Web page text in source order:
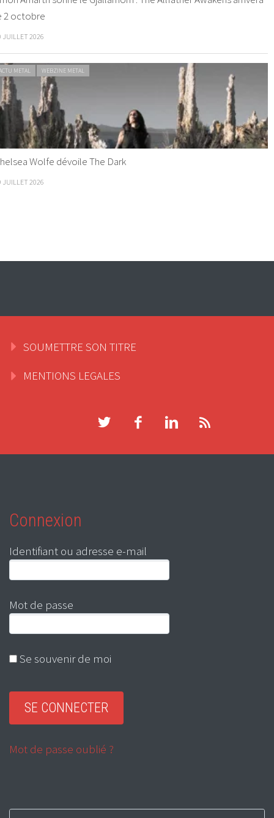
2 octobre
JUILLET 2026
METAL WEBZINE METAL
Wolfe dévoile The Dark
JUILLET 2026
SOUMETTRE SON TITRE
MENTIONS LEGALES
Connexion
Identifiant ou adresse e-mail
Mot de passe
Se souvenir de moi
Mot de passe oublié ?